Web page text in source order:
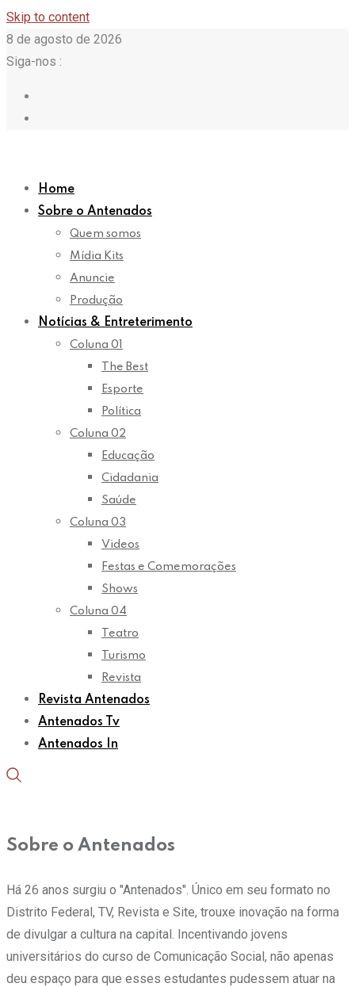
Skip to content
8 de agosto de 2026
Siga-nos :
Home
Sobre o Antenados
Quem somos
Mídia Kits
Anuncie
Produção
Notícias & Entreterimento
Coluna 01
The Best
Esporte
Política
Coluna 02
Educação
Cidadania
Saúde
Coluna 03
Videos
Festas e Comemorações
Shows
Coluna 04
Teatro
Turismo
Revista
Revista Antenados
Antenados Tv
Antenados In
Sobre o Antenados
Há 26 anos surgiu o "Antenados". Único em seu formato no
Distrito Federal, TV, Revista e Site, trouxe inovação na forma
de divulgar a cultura na capital. Incentivando jovens
universitários do curso de Comunicação Social, não apenas
deu espaço para que esses estudantes pudessem atuar na